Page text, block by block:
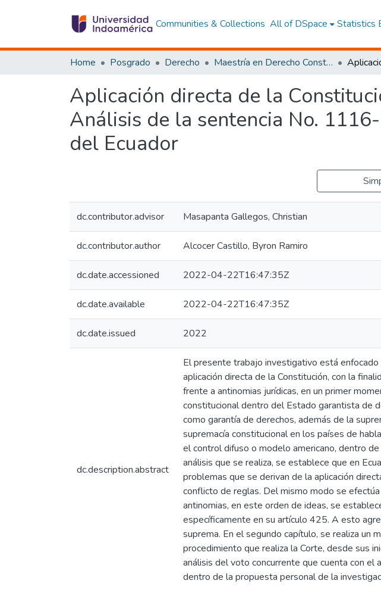
Communities & Collections All of DSpace Statistics
Home Posgrado Derecho Maestría en Derecho Constitucional con Mención en Derecho Constitucional
Aplicación directa de la
Análisis de la sentencia No.
del Ecuador
dc.contributor.advisor Masapanta Gallegos, Christian
dc.contributor.author Alcocer Castillo, Byron Ramiro
dc.date.accessioned 2022-04-22T16:47:35Z
dc.date.available 2022-04-22T16:47:35Z
dc.date.issued 2022
dc.description.abstract
El presente trabajo investigativo está
aplicación directa de la Constitución, con la
frente a antinomias jurídicas, en un primer
constitucional dentro del Estado garantista de
como garantía de derechos, además de la
supremacía constitucional en los países de
el control difuso o modelo americano, dentro
análisis que se realiza, se establece que en
problemas que se derivan de la aplicación
conflicto de reglas. Del mismo modo se
antinomias, en este orden de ideas, se
específicamente en su artículo 425. A esto
suprema. En el segundo capítulo, se realiza un
procedimiento que realiza la Corte, desde sus
análisis del voto concurrente que cuenta con
dentro de la propuesta personal de la